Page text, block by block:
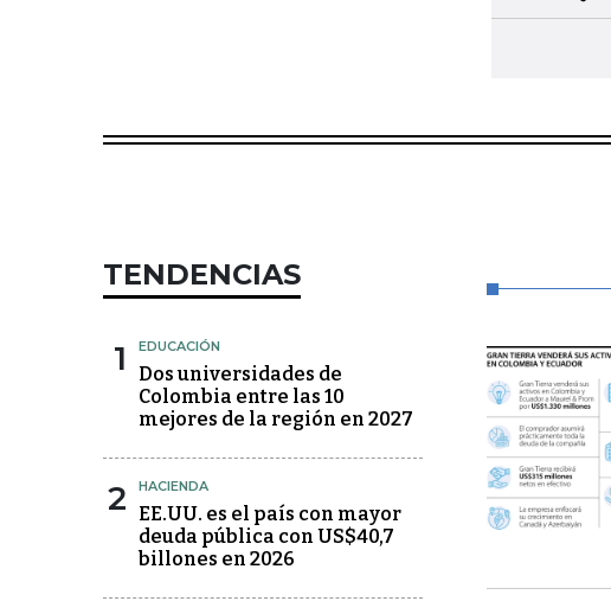
TENDENCIAS
1 EDUCACIÓN
Dos universidades de
Colombia entre las 10
mejores de la región en 2027
2 HACIENDA
EE.UU. es el país con mayor
deuda pública con US$40,7
billones en 2026